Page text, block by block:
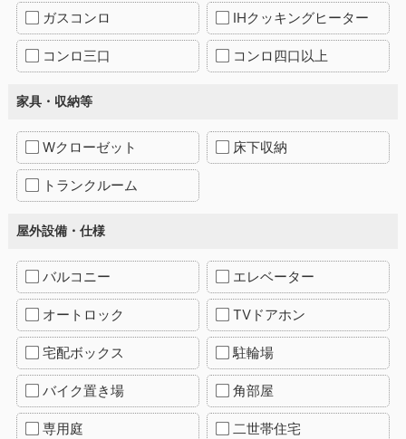
ガスコンロ IHクッキングヒーター
コンロ三口 コンロ四口以上
家具・収納等
Wクローゼット 床下収納
トランクルーム
屋外設備・仕様
バルコニー エレベーター
オートロック TVドアホン
宅配ボックス 駐輪場
バイク置き場 角部屋
専用庭 二世帯住宅